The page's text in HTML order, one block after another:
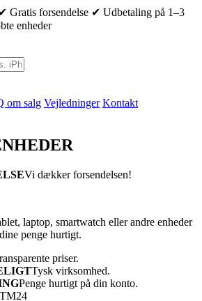
✔ Gratis forsendelse ✔ Udbetaling på 1–3
enheder
om salg Vejledninger Kontakt
Vi dækker forsendelsen!
laptop, smartwatch eller andre enheder
penge hurtigt.
priser.
Tysk virksomhed.
Penge hurtigt på din konto.